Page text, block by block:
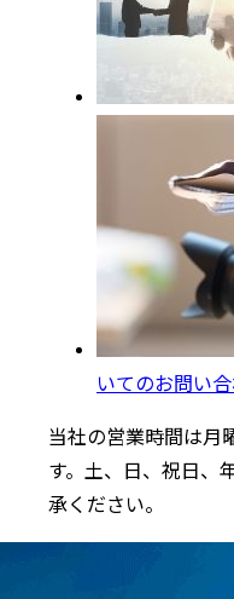
いてのお問い
当社の営業時間は月
す。土、日、祝日、
承ください。